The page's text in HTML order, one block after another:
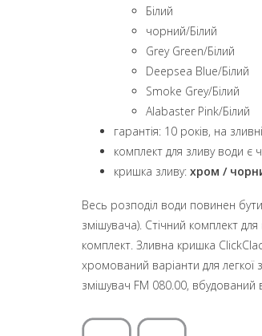
Білий
чорний/Білий
Grey Green/Білий
Deepsea Blue/Білий
Smoke Grey/Білий
Alabaster Pink/Білий
гарантія: 10 років, на
комплект для зливу води є
кришка зливу: хром /
Весь розподіл води повинен
змішувача). Стічний комплект
комплект. Зливна кришка
хромований варіанти для
змішувач FM 080.00, вбудований